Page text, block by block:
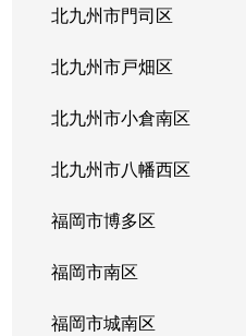
北九州市門司区
北九州市戸畑区
北九州市小倉南区
北九州市八幡西区
福岡市博多区
福岡市南区
福岡市城南区